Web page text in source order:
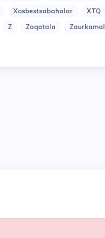
Xosbextsabahalar XTQ
Z Zaqatala
Zaurkamal